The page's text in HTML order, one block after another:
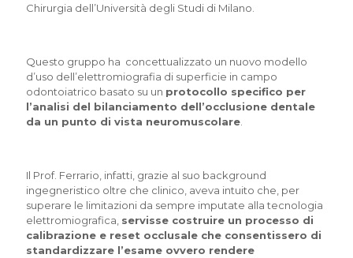
Chirurgia dell’Università degli Studi di Milano.
Questo gruppo ha concettualizzato un nuovo modello
d’uso dell’elettromiografia di superficie in campo
odontoiatrico basato su un protocollo specifico per
l’analisi del bilanciamento dell’occlusione dentale
da un punto di vista neuromuscolare
Il Prof. Ferrario, infatti, grazie al suo background
ingegneristico oltre che clinico, aveva intuito che, per
superare le limitazioni da sempre imputate alla tecnologia
elettromiografica, servisse costruire un processo di
calibrazione e reset occlusale che consentissero di
standardizzare l’esame ovvero rendere